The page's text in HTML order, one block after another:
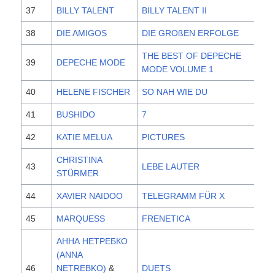
37 BILLY TALENT BILLY TALENT II
38 DIE AMIGOS DIE GROßEN ERFOLGE
39 DEPECHE MODE
THE BEST OF DEPECHE
MODE VOLUME 1
40 HELENE FISCHER SO NAH WIE DU
41 BUSHIDO 7
42 KATIE MELUA PICTURES
43
CHRISTINA
STÜRMER
LEBE LAUTER
44 XAVIER NAIDOO TELEGRAMM FÜR X
45 MARQUESS FRENETICA
46
АННА НЕТРЕБКО
(ANNA
NETREBKO) & DUETS